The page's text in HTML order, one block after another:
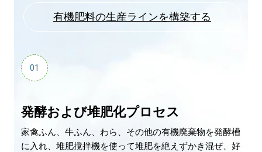
有機肥料の生産ラインを構築する
01
発酵および堆肥化プロセス
家禽ふん、牛ふん、わら、その他の有機廃棄物を発酵槽
に入れ、堆肥撹拌機を使って堆肥を絶えずかき混ぜ、好